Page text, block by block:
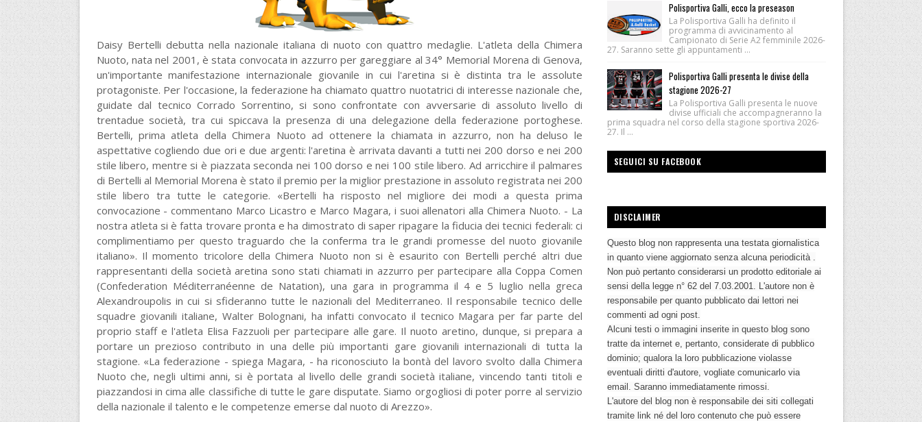
Daisy Bertelli debutta nella nazionale italiana di nuoto con quattro medaglie. L'atleta della Chimera
Nuoto, nata nel 2001, è stata convocata in azzurro per gareggiare al 34° Memorial Morena di Genova,
un'importante manifestazione internazionale giovanile in cui l'aretina si è distinta tra le assolute
protagoniste. Per l'occasione, la federazione ha chiamato quattro nuotatrici di interesse nazionale che,
guidate dal tecnico Corrado Sorrentino, si sono confrontate con avversarie di assoluto livello di
trentadue società, tra cui spiccava la presenza di una delegazione della federazione portoghese.
Bertelli, prima atleta della Chimera Nuoto ad ottenere la chiamata in azzurro, non ha deluso le
aspettative cogliendo due ori e due argenti: l'aretina è arrivata davanti a tutti nei 200 dorso e nei 200
stile libero, mentre si è piazzata seconda nei 100 dorso e nei 100 stile libero. Ad arricchire il palmares
di Bertelli al Memorial Morena è stato il premio per la miglior prestazione in assoluto registrata nei 200
stile libero tra tutte le categorie. «Bertelli ha risposto nel migliore dei modi a questa prima
convocazione - commentano Marco Licastro e Marco Magara, i suoi allenatori alla Chimera Nuoto. - La
nostra atleta si è fatta trovare pronta e ha dimostrato di saper ripagare la fiducia dei tecnici federali: ci
complimentiamo per questo traguardo che la conferma tra le grandi promesse del nuoto giovanile
italiano». Il momento tricolore della Chimera Nuoto non si è esaurito con Bertelli perché altri due
rappresentanti della società aretina sono stati chiamati in azzurro per partecipare alla Coppa Comen
(Confederation Méditerranéenne de Natation), una gara in programma il 4 e 5 luglio nella greca
Alexandroupolis in cui si sfideranno tutte le nazionali del Mediterraneo. Il responsabile tecnico delle
squadre giovanili italiane, Walter Bolognani, ha infatti convocato il tecnico Magara per far parte del
proprio staff e l'atleta Elisa Fazzuoli per partecipare alle gare. Il nuoto aretino, dunque, si prepara a
portare un prezioso contributo in una delle più importanti gare giovanili internazionali di tutta la
stagione. «La federazione - spiega Magara, - ha riconosciuto la bontà del lavoro svolto dalla Chimera
Nuoto che, negli ultimi anni, si è portata al livello delle grandi società italiane, vincendo tanti titoli e
piazzandosi in cima alle classifiche di tutte le gare disputate. Siamo orgogliosi di poter porre al servizio
della nazionale il talento e le competenze emerse dal nuoto di Arezzo».
Polisportiva Galli, ecco la preseason
La Polisportiva Galli ha definito il
programma di avvicinamento al
Campionato di Serie A2 femminile 2026-
27. Saranno sette gli appuntamenti ...
Polisportiva Galli presenta le divise della
stagione 2026-27
La Polisportiva Galli presenta le nuove
divise ufficiali che accompagneranno la
prima squadra nel corso della stagione sportiva 2026-
27. Il ...
SEGUICI SU FACEBOOK
DISCLAIMER
Questo blog non rappresenta una testata giornalistica
in quanto viene aggiornato senza alcuna periodicità .
Non può pertanto considerarsi un prodotto editoriale ai
sensi della legge n° 62 del 7.03.2001. L'autore non è
responsabile per quanto pubblicato dai lettori nei
commenti ad ogni post.
Alcuni testi o immagini inserite in questo blog sono
tratte da internet e, pertanto, considerate di pubblico
dominio; qualora la loro pubblicazione violasse
eventuali diritti d'autore, vogliate comunicarlo via
email. Saranno immediatamente rimossi.
L'autore del blog non è responsabile dei siti collegati
tramite link né del loro contenuto che può essere